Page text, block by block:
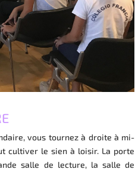
vous tournez à droite à mi-
cultiver le sien à loisir. La porte
salle de lecture, la salle de